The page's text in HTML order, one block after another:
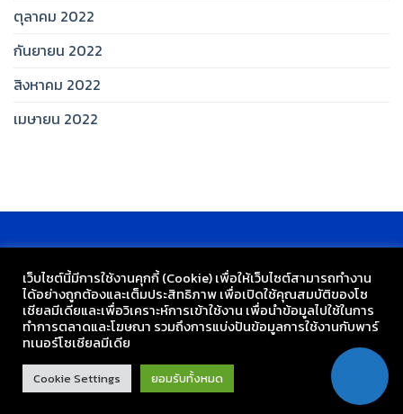
ตุลาคม 2022
กันยายน 2022
สิงหาคม 2022
เมษายน 2022
กลุ่มงานเทคโนโลยี โรงเรียนวัดเขมาภิรตาราม
Copyright 2026 ©
เว็บไซต์นี้มีการใช้งานคุกกี้ (Cookie) เพื่อให้เว็บไซต์สามารถทำงาน
ได้อย่างถูกต้องและเต็มประสิทธิภาพ​ เพื่อเปิดใช้คุณสมบัติของโซ
เชียล​มีเดียและเพื่อวิเคราะห์การเข้าใช้งาน เพื่อนำข้อมูลไปใช้ในการ
ทำการตลาดและโฆษณา​ รวมถึงการแบ่งปันข้อมูลการใช้งานกับพาร์
ทเนอร์​โซเชียล​มีเดีย
Cookie Settings ยอมรับทั้งหมด